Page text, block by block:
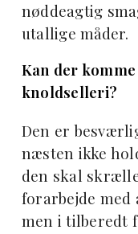
nøddeagtig
utallige måder.
Kan der
knoldselleri?
Den er
næsten ikke
den skal
forarbejde med
men i tilberedt